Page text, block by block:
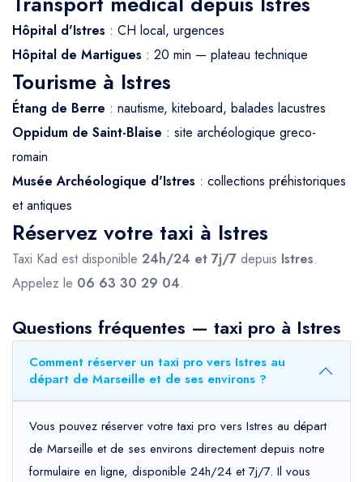
Hôpital d'Istres : CH local, urgences
Hôpital de Martigues : 20 min — plateau technique
Tourisme à Istres
Étang de Berre : nautisme, kiteboard, balades lacustres
Oppidum de Saint-Blaise : site archéologique greco-
romain
Musée Archéologique d'Istres : collections préhistoriques
et antiques
Réservez votre taxi à Istres
Taxi Kad est disponible 24h/24 et 7j/7 depuis Istres.
Appelez le 06 63 30 29 04.
Questions fréquentes — taxi pro à Istres
Comment réserver un taxi pro vers Istres au
départ de Marseille et de ses environs ?
Vous pouvez réserver votre taxi pro vers Istres au départ
de Marseille et de ses environs directement depuis notre
formulaire en ligne, disponible 24h/24 et 7j/7. Il vous